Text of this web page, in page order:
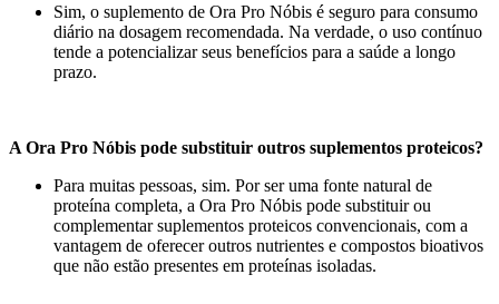
Sim, o suplemento de Ora Pro Nóbis é seguro para consumo
diário na dosagem recomendada. Na verdade, o uso contínuo
tende a potencializar seus benefícios para a saúde a longo
prazo.
A Ora Pro Nóbis pode substituir outros suplementos proteicos?
Para muitas pessoas, sim. Por ser uma fonte natural de
proteína completa, a Ora Pro Nóbis pode substituir ou
complementar suplementos proteicos convencionais, com a
vantagem de oferecer outros nutrientes e compostos bioativos
que não estão presentes em proteínas isoladas.